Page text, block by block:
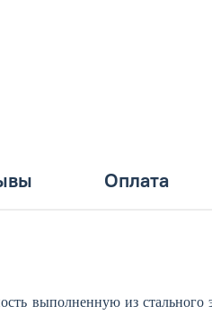
Оплата
выполненную из стального